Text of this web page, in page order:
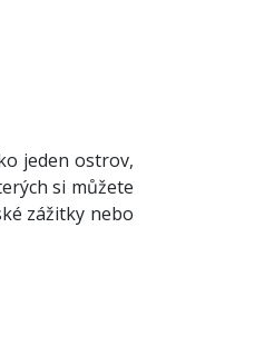
jeden ostrov,
si můžete
zážitky nebo